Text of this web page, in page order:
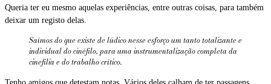
Queria ter eu mesmo aquelas experiências, entre outras coisas, para também
deixar um registo delas.
Saímos do que existe de lúdico nesse esforço um tanto totalizante e
individual do cinéfilo, para uma instrumentalização completa da
cinefilia e do trabalho crítico.